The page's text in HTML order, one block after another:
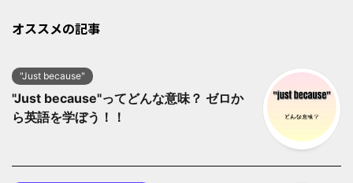
オススメの記事
"Just because"
"Just because"ってどんな意味？ ゼロか
ら英語を学ぼう！！